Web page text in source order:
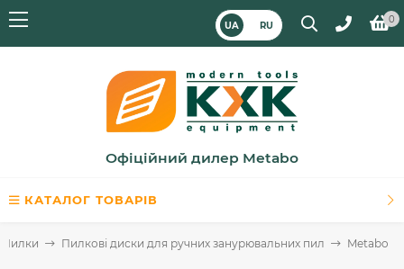
UA RU
0
Офіційний дилер Metabo
КАТАЛОГ ТОВАРІВ
Пилки Пилкові диски для ручних занурювальних пил Metabo